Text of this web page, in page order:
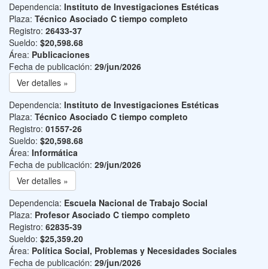
Dependencia: Instituto de Investigaciones Estéticas
Plaza: Técnico Asociado C tiempo completo
Registro: 26433-37
Sueldo: $20,598.68
Área: Publicaciones
Fecha de publicación: 29/jun/2026
Ver detalles »
Dependencia: Instituto de Investigaciones Estéticas
Plaza: Técnico Asociado C tiempo completo
Registro: 01557-26
Sueldo: $20,598.68
Área: Informática
Fecha de publicación: 29/jun/2026
Ver detalles »
Dependencia: Escuela Nacional de Trabajo Social
Plaza: Profesor Asociado C tiempo completo
Registro: 62835-39
Sueldo: $25,359.20
Área: Política Social, Problemas y Necesidades Sociales
Fecha de publicación: 29/jun/2026